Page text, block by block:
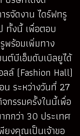
รจัดงาน ไดร์ฟทรู
ทั้งนี้ เพื่อตอบ
พร้อมเพิ่มทาง
นต์บีเอ็มดับเบิลยูได้
ล์ (Fashion Hall)
ระหว่างวันที่ 27
กรรมครั้งในนี้เพื่อ
กกว่า 30 ประเทศ
ยงคุณเป็นเจ้าขอ